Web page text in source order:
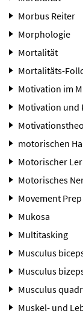
Morbus Reiter
Morphologie
Mortalität
Mortalitäts-
Motivation im
Motivation und
motorischen
Motorischer
Motorisches
Movement Prep
Mukosa
Multitasking
Musculus
Musculus
Musculus
Muskel- und